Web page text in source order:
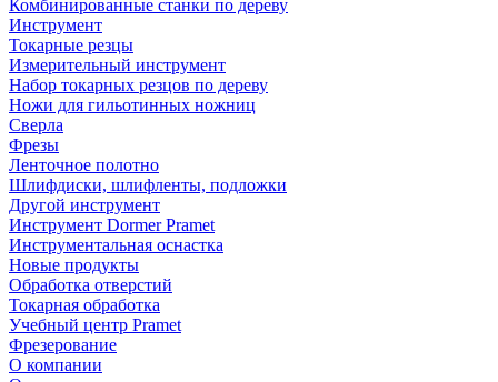
Комбинированные станки по дереву
Инструмент
Токарные резцы
Измерительный инструмент
Набор токарных резцов по дереву
Ножи для гильотинных ножниц
Сверла
Фрезы
Ленточное полотно
Шлифдиски, шлифленты, подложки
Другой инструмент
Инструмент Dormer Pramet
Инструментальная оснастка
Новые продукты
Обработка отверстий
Токарная обработка
Учебный центр Pramet
Фрезерование
О компании